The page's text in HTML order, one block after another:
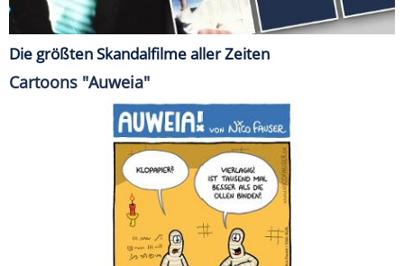
Die größten Skandalfilme aller Zeiten
Cartoons "Auweia"